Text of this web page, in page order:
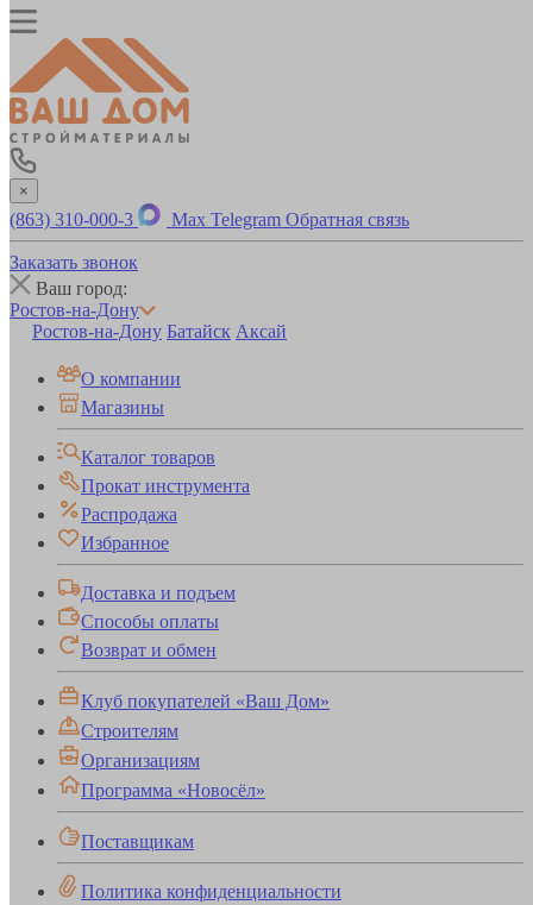
×
(863) 310-000-3 Max Telegram Обратная связь
Заказать звонок
Ваш город:
Ростов-на-Дону
Ростов-на-Дону Батайск Аксай
О компании
Магазины
Каталог товаров
Прокат инструмента
Распродажа
Избранное
Доставка и подъем
Способы оплаты
Возврат и обмен
Клуб покупателей «Ваш Дом»
Строителям
Организациям
Программа «Новосёл»
Поставщикам
Политика конфиденциальности